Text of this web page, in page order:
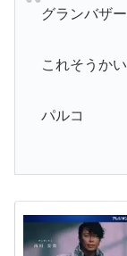
グランバザ
これそうかい
パルコ